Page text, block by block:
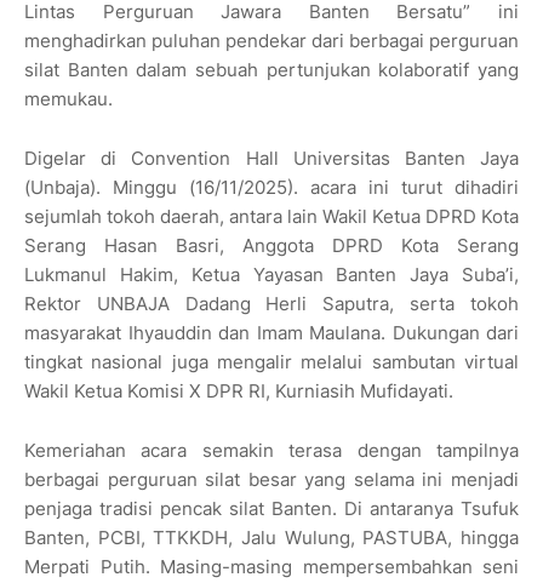
Lintas Perguruan Jawara Banten Bersatu” ini
menghadirkan puluhan pendekar dari berbagai perguruan
silat Banten dalam sebuah pertunjukan kolaboratif yang
memukau.
Digelar di Convention Hall Universitas Banten Jaya
(Unbaja). Minggu (16/11/2025). acara ini turut dihadiri
sejumlah tokoh daerah, antara lain Wakil Ketua DPRD Kota
Serang Hasan Basri, Anggota DPRD Kota Serang
Lukmanul Hakim, Ketua Yayasan Banten Jaya Suba’i,
Rektor UNBAJA Dadang Herli Saputra, serta tokoh
masyarakat Ihyauddin dan Imam Maulana. Dukungan dari
tingkat nasional juga mengalir melalui sambutan virtual
Wakil Ketua Komisi X DPR RI, Kurniasih Mufidayati.
Kemeriahan acara semakin terasa dengan tampilnya
berbagai perguruan silat besar yang selama ini menjadi
penjaga tradisi pencak silat Banten. Di antaranya Tsufuk
Banten, PCBI, TTKKDH, Jalu Wulung, PASTUBA, hingga
Merpati Putih. Masing-masing mempersembahkan seni